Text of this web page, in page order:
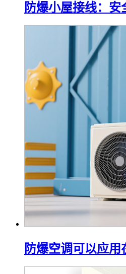
防爆小屋接线：
防爆空调可以应用